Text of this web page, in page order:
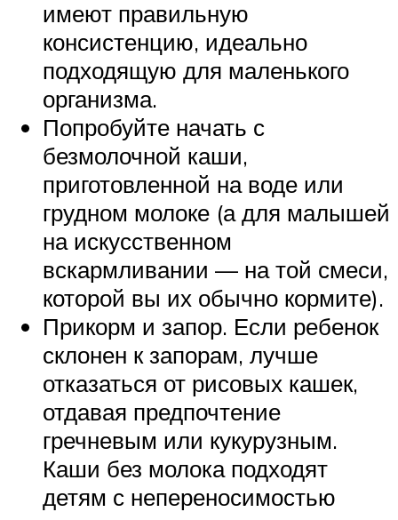
имеют правильную
консистенцию, идеально
подходящую для маленького
организма.
Попробуйте начать с
безмолочной каши,
приготовленной на воде или
грудном молоке (а для малышей
на искусственном
вскармливании — на той смеси,
которой вы их обычно кормите).
Прикорм и запор. Если ребенок
склонен к запорам, лучше
отказаться от рисовых кашек,
отдавая предпочтение
гречневым или кукурузным.
Каши без молока подходят
детям с непереносимостью